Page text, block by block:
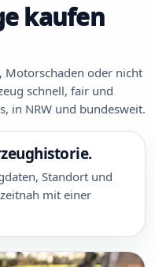
kaufen
Motorschaden oder nicht
schnell, fair und
in NRW und bundesweit.
Standort und
mit einer